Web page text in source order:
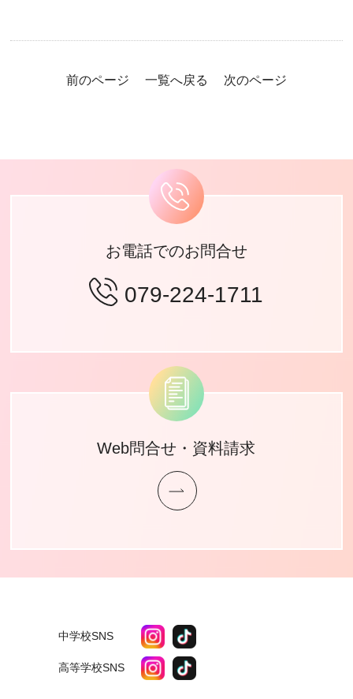
前のページ 次のページ
一覧へ戻る
お電話でのお問合せ
079-224-1711
Web問合せ・資料請求
中学校SNS
高等学校SNS